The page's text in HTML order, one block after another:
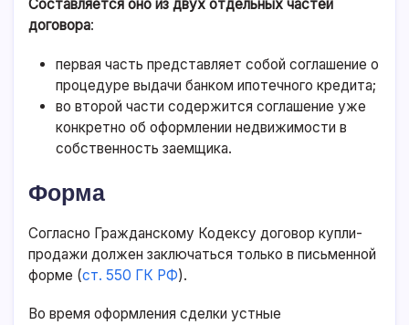
Составляется оно из двух отдельных частей
договора:
первая часть представляет собой соглашение о
процедуре выдачи банком ипотечного кредита;
во второй части содержится соглашение уже
конкретно об оформлении недвижимости в
собственность заемщика.
Форма
Согласно Гражданскому Кодексу договор купли-
продажи должен заключаться только в письменной
форме (ст. 550 ГК РФ).
Во время оформления сделки устные